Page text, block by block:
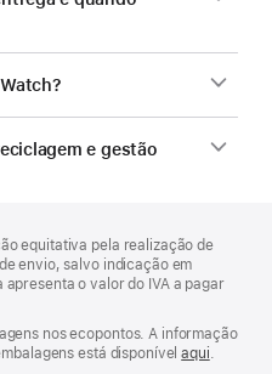
e gestão
equitativa pela realização de
envio, salvo indicação em
o valor do IVA a pagar
nos ecopontos. A informação
está disponívelaqui.